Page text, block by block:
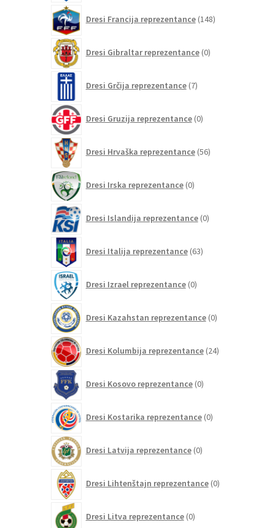
Dresi Francija reprezentance 148izdelkov
Dresi Gibraltar reprezentance 0izdelkov
Dresi Grčija reprezentance 7izdelkov
Dresi Gruzija reprezentance 0izdelkov
Dresi Hrvaška reprezentance 56izdelkov
Dresi Irska reprezentance 0izdelkov
Dresi Islandija reprezentance 0izdelkov
Dresi Italija reprezentance 63izdelkov
Dresi Izrael reprezentance 0izdelkov
Dresi Kazahstan reprezentance 0izdelkov
Dresi Kolumbija reprezentance 24izdelkov
Dresi Kosovo reprezentance 0izdelkov
Dresi Kostarika reprezentance 0izdelkov
Dresi Latvija reprezentance 0izdelkov
Dresi Lihtenštajn reprezentance 0izdelkov
Dresi Litva reprezentance 0izdelkov